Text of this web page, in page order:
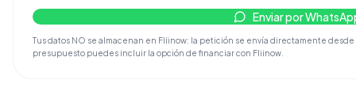
Enviar por
Tus datos NO se almacenan en Fliinow: la petición se envía directamente
presupuesto puedes incluir la opción de financiar con Fliinow.